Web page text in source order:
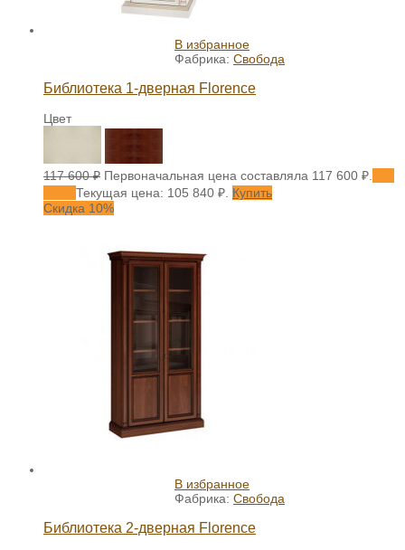
В избранное
Фабрика: Свобода
Библиотека 1-дверная Florence
Цвет
117 600₽ Первоначальная цена составляла 117 600 ₽.
Текущая цена: 105 840 ₽. Купить
Скидка 10%
В избранное
Фабрика: Свобода
Библиотека 2-дверная Florence